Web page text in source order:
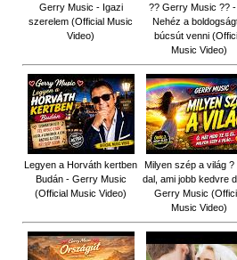
Gerry Music - Igazi
szerelem (Official Music
Video)
?? Gerry Music ??
Nehéz a
búcsút venni
Music Video)
Legyen a Horváth kertben
Budán - Gerry Music
(Official Music Video)
Milyen szép a világ ?
dal, ami jobb kedvre
Gerry Music
Music Video)